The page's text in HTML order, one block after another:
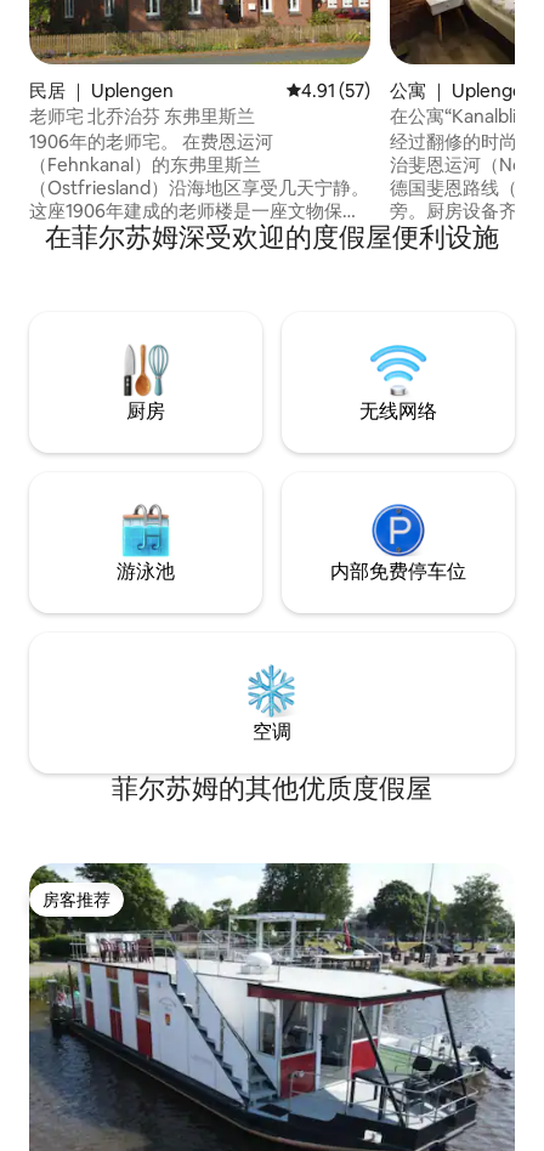
民居 ｜ Uplengen 平均评分 4.91 分（满分 5 分）
4.91 (57)
老师宅 北乔治芬 东弗里斯兰
1906年的老师宅。 在费恩运河
（Fehnkanal）的东弗里斯兰
（Ostfriesland）沿海地区享受几天宁静。
这座1906年建成的老师楼是一座文物保护
建筑，于2016年进行了翻修，为您提供了
一套舒适的80平方米的公寓。 非常适合放
见： www.altes-lehrerhaus.com
公寓 ｜ Uplengen
在公寓
经过翻修的时尚公
治斐恩运河（
德国斐恩路线（
旁。厨房设备齐全
为装饰性吸引眼球
松、阅读或享受舒
在菲尔苏姆深受欢迎的度假屋便利设施
厨房 无线网络
游泳池 内部免费停车位
空调
菲尔苏姆的其他优质度假屋
房客推荐
房客推荐